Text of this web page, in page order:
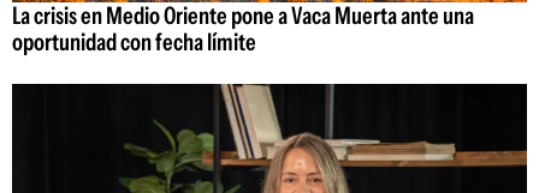
La crisis en Medio Oriente pone a Vaca Muerta ante una
oportunidad con fecha límite